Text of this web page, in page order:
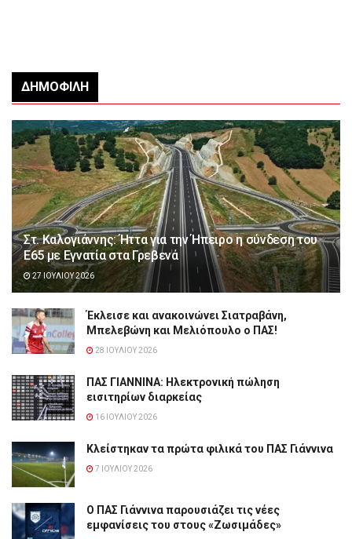
ΔΗΜΟΦΙΛΉ
Στ. Καλογιάννης: Ήττα για την Ήπειρο η σύνδεση του
Ε65 με Εγνατία στα Γρεβενά
27 ΙΟΥΛΊΟΥ 2026
Έκλεισε και ανακοινώνει Σιατραβάνη,
Μπελεβώνη και Μελιόπουλο ο ΠΑΣ!
28 ΙΟΥΛΊΟΥ 2026
ΠΑΣ ΓΙΑΝΝΙΝΑ: Hλεκτρονική πώληση
εισιτηρίων διαρκείας
16 ΙΟΥΛΊΟΥ 2026
Κλείστηκαν τα πρώτα φιλικά του ΠΑΣ Γιάννινα
7 ΙΟΥΛΊΟΥ 2026
Ο ΠΑΣ Γιάννινα παρουσιάζει τις νέες
εμφανίσεις του στους «Ζωσιμάδες»